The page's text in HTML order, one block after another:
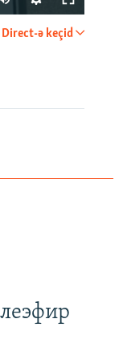
Direct-ə keçid